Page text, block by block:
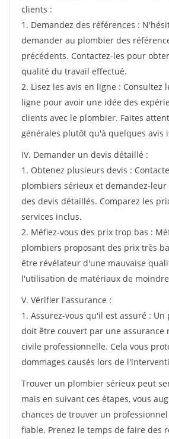
clients :
1. Demandez des références :
demander au plombier des
précédents. Contactez-les pour
qualité du travail effectué.
2. Lisez les avis en ligne : Consultez
ligne pour avoir une idée des
clients avec le plombier. Faites
générales plutôt qu'à quelques avis
IV. Demander un devis détaillé :
1. Obtenez plusieurs devis :
plombiers sérieux et demandez-
des devis détaillés. Comparez les
services inclus.
2. Méfiez-vous des prix trop bas :
plombiers proposant des prix très
être révélateur d'une mauvaise
l'utilisation de matériaux de
V. Vérifier l'assurance :
1. Assurez-vous qu'il est assuré :
doit être couvert par une assurance
civile professionnelle. Cela vous
dommages causés lors de
Trouver un plombier sérieux peut
mais en suivant ces étapes, vous
chances de trouver un
fiable. Prenez le temps de faire des